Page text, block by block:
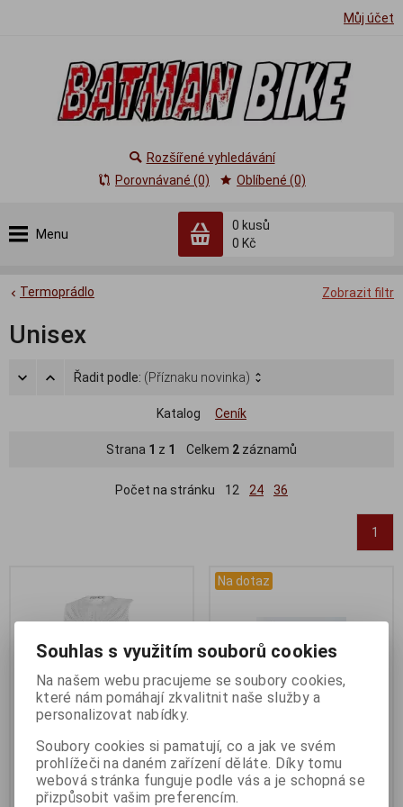
Můj účet
Menu
0 kusů
0 Kč
Rozšířené vyhledávání
Porovnávané (0)
Oblíbené (0)
Zobrazit filtr
Termoprádlo
Unisex
Řadit podle: (Příznaku novinka)
Katalog Ceník
Strana 1 z 1 Celkem 2 záznamů
Počet na stránku 12 24 36
1
Triko/funkční prádlo F TROPIC
bez rukávů,bílé
Na dotaz
Dotaz na zboží
Katalogové číslo:DOTAZ
Záruka (měsíců):
Souhlas s využitím souborů cookies
Na našem webu pracujeme se soubory cookies,
které nám pomáhají zkvalitnit naše služby a
personalizovat nabídky.
Soubory cookies si pamatují, co a jak ve svém
prohlížeči na daném zařízení děláte. Díky tomu
webová stránka funguje podle vás a je schopná se
přizpůsobit vašim preferencím.